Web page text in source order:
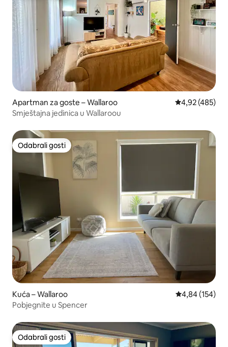
Apartman za goste – Wallaroo Prosječna
4,92 (485)
Smještajna jedinica u Wallaroou
Odabrali gosti
Odabrali gosti
Kuća – Wallaroo Prosječna
4,84 (154)
Pobjegnite u Spencer
Odabrali gosti
Odabrali gosti